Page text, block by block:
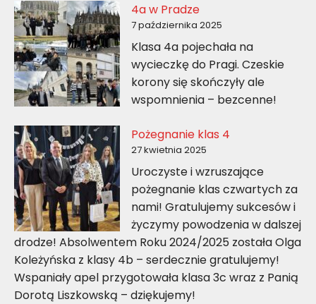
4a w Pradze
7 października 2025
Klasa 4a pojechała na
wycieczkę do Pragi. Czeskie
korony się skończyły ale
wspomnienia – bezcenne!
Pożegnanie klas 4
27 kwietnia 2025
Uroczyste i wzruszające
pożegnanie klas czwartych za
nami! Gratulujemy sukcesów i
życzymy powodzenia w dalszej
drodze! Absolwentem Roku 2024/2025 została Olga
Koleżyńska z klasy 4b – serdecznie gratulujemy!
Wspaniały apel przygotowała klasa 3c wraz z Panią
Dorotą Liszkowską – dziękujemy!